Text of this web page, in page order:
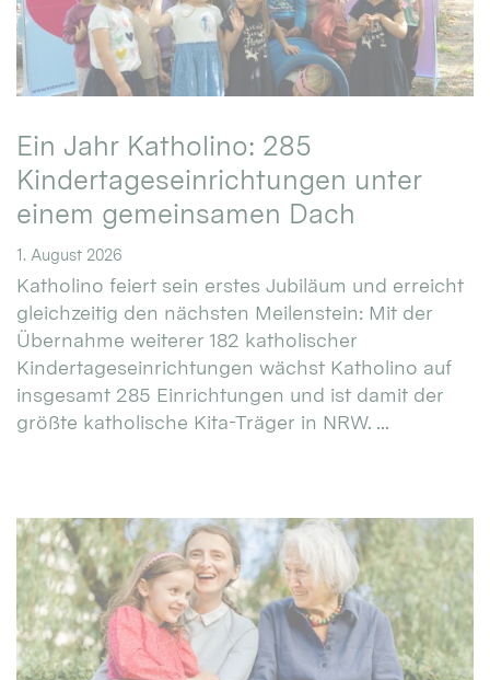
Ein Jahr Katholino: 285
Kindertageseinrichtungen unter
einem gemeinsamen Dach
1. August 2026
Katholino feiert sein erstes Jubiläum und erreicht
gleichzeitig den nächsten Meilenstein: Mit der
Übernahme weiterer 182 katholischer
Kindertageseinrichtungen wächst Katholino auf
insgesamt 285 Einrichtungen und ist damit der
größte katholische Kita-Träger in NRW. ...